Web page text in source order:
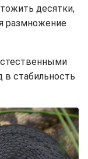
десятки,
размножение
в стабильность